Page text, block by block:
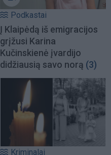
Podkastai
Į Klaipėdą iš emigracijos
grįžusi Karina
Kučinskienė įvardijo
didžiausią savo norą (3)
Kriminalai